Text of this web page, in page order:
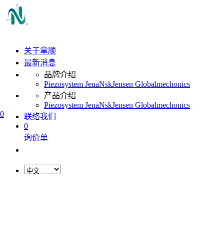
0
关于拿顺
最新消息
品牌介绍
Piezosystem JenaNskJensen Globalmechonics
产品介绍
Piezosystem JenaNskJensen Globalmechonics
联络我们
0
询价单